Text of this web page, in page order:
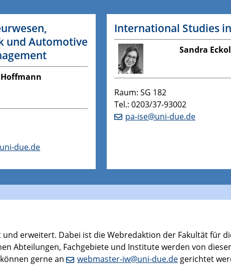
und Automotive
due.de
International Studies
Sandra
Raum: SG 182
Tel.: 0203/37-93002
pa-ise@uni-due.de
erweitert. Dabei ist die Webredaktion der Fakultät für
Abteilungen, Fachgebiete und Institute werden von
gerne an
webmaster-iw@uni-due.de gerichtet